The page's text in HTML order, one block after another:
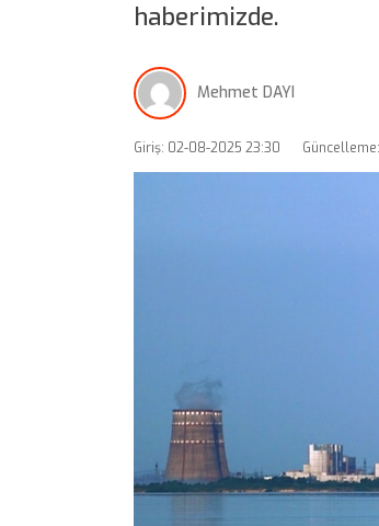
haberimizde.
Mehmet DAYI
Giriş: 02-08-2025 23:30